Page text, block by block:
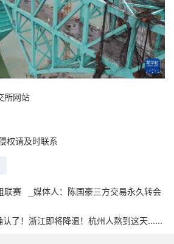
所网站
权请及时联系
联赛 _媒体人：陈国豪三方交易永久转会
了！浙江即将降温！杭州人熬到这天......